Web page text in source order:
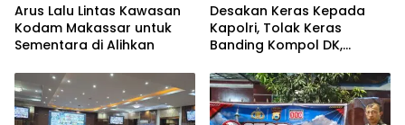
Arus Lalu Lintas Kawasan
Kodam Makassar untuk
Sementara di Alihkan
Desakan Keras Kepada
Kapolri, Tolak Keras
Banding Kompol DK,
Bhayangkara